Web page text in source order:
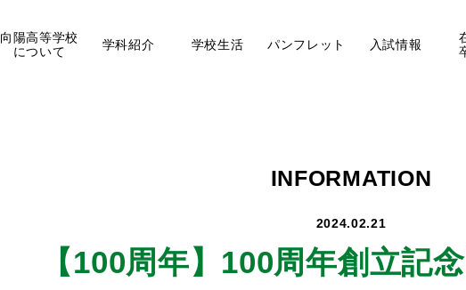
向陽高等学校
について
学科紹介 学校生活 パンフレット 入試情報
INFORMATION
2024.02.21
【100周年】 100周年創立記